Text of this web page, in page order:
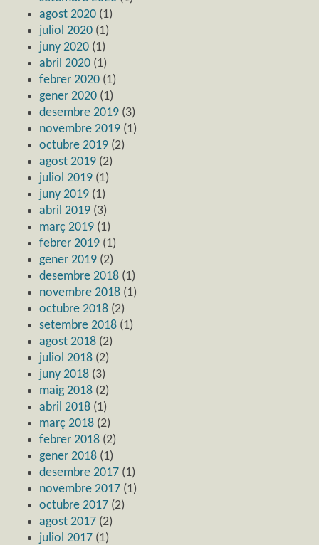
agost 2020 (1)
juliol 2020 (1)
juny 2020 (1)
abril 2020 (1)
febrer 2020 (1)
gener 2020 (1)
desembre 2019 (3)
novembre 2019 (1)
octubre 2019 (2)
agost 2019 (2)
juliol 2019 (1)
juny 2019 (1)
abril 2019 (3)
març 2019 (1)
febrer 2019 (1)
gener 2019 (2)
desembre 2018 (1)
novembre 2018 (1)
octubre 2018 (2)
setembre 2018 (1)
agost 2018 (2)
juliol 2018 (2)
juny 2018 (3)
maig 2018 (2)
abril 2018 (1)
març 2018 (2)
febrer 2018 (2)
gener 2018 (1)
desembre 2017 (1)
novembre 2017 (1)
octubre 2017 (2)
agost 2017 (2)
juliol 2017 (1)